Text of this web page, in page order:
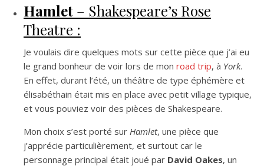
Hamlet – Shakespeare’s Rose
Theatre :
Je voulais dire quelques mots sur cette pièce que j’ai eu
le grand bonheur de voir lors de mon road trip, à York.
En effet, durant l’été, un théâtre de type éphémère et
élisabéthain était mis en place avec petit village typique,
et vous pouviez voir des pièces de Shakespeare.
Mon choix s’est porté sur Hamlet, une pièce que
j’apprécie particulièrement, et surtout car le
personnage principal était joué par David Oakes, un